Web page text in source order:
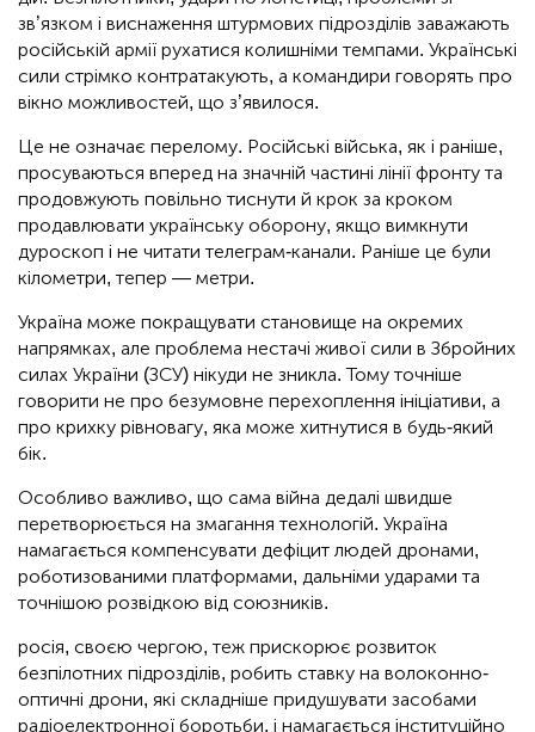
зв’язком і виснаження штурмових підрозділів заважають
російській армії рухатися колишніми темпами. Українські
сили стрімко контратакують, а командири говорять про
вікно можливостей, що з’явилося.
Це не означає перелому. Російські війська, як і раніше,
просуваються вперед на значній частині лінії фронту та
продовжують повільно тиснути й крок за кроком
продавлювати українську оборону, якщо вимкнути
дуроскоп і не читати телеграм-канали. Раніше це були
кілометри, тепер — метри.
Україна може покращувати становище на окремих
напрямках, але проблема нестачі живої сили в Збройних
силах України (ЗСУ) нікуди не зникла. Тому точніше
говорити не про безумовне перехоплення ініціативи, а
про крихку рівновагу, яка може хитнутися в будь-який
бік.
Особливо важливо, що сама війна дедалі швидше
перетворюється на змагання технологій. Україна
намагається компенсувати дефіцит людей дронами,
роботизованими платформами, дальніми ударами та
точнішою розвідкою від союзників.
росія, своєю чергою, теж прискорює розвиток
безпілотних підрозділів, робить ставку на волоконно-
оптичні дрони, які складніше придушувати засобами
радіоелектронної боротьби, і намагається інституційно